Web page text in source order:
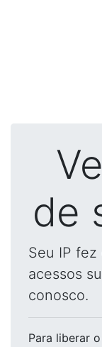
de
Seu IP
acessos
conosco.
Para liberar